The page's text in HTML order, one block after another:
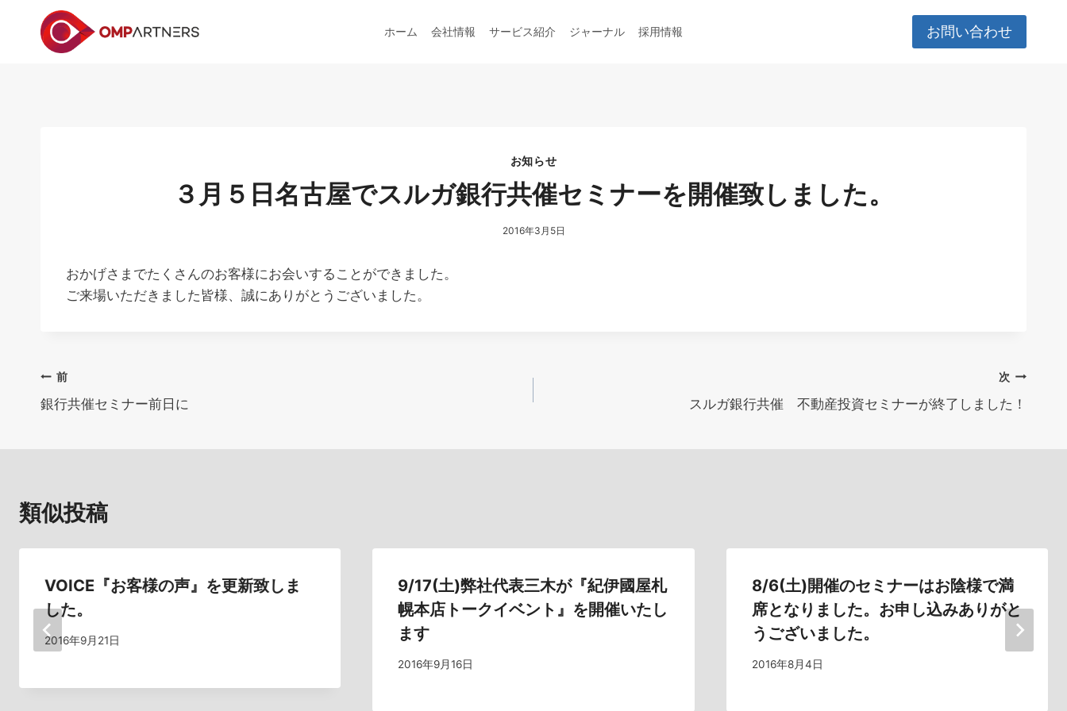
ホーム 会社情報 サービス紹介 ジャーナル 採用情報 お問い合わせ
お知らせ
３月５日名古屋でスルガ銀行共催セミナーを開催致しました。
2016年3月5日
おかげさまでたくさんのお客様にお会いすることができました。
ご来場いただきました皆様、誠にありがとうございました。
投
稿
ゲ
ー
シ
ョ
ン
前
銀行共催セミナー前日に
次
スルガ銀行共催 不動産投資セミナーが終了しました！
類似投稿
VOICE『お客様の声』を更新致しま
した。
2016年9月21日
9/17(土)弊社代表三木が『紀伊國屋札
幌本店トークイベント』を開催いたし
ます
2016年9月16日
8/6(土)開催のセミナーはお陰様で満
席となりました。お申し込みありがと
うございました。
2016年8月4日